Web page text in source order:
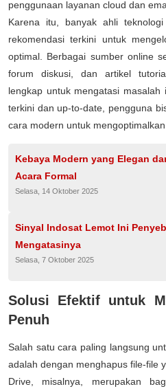
penggunaan layanan cloud dan
Karena itu, banyak ahli
rekomendasi terkini untuk
optimal. Berbagai sumber online
forum diskusi, dan artikel
lengkap untuk mengatasi
terkini dan up-to-date, pengguna
cara modern untuk
Kebaya Modern yang Elegan
Acara Formal
Selasa, 14 Oktober 2025
Sinyal Indosat Lemot Ini
Mengatasinya
Selasa, 7 Oktober 2025
Solusi Efektif untuk
Penuh
Salah satu cara paling langsung
adalah dengan menghapus file-file
Drive, misalnya, merupakan